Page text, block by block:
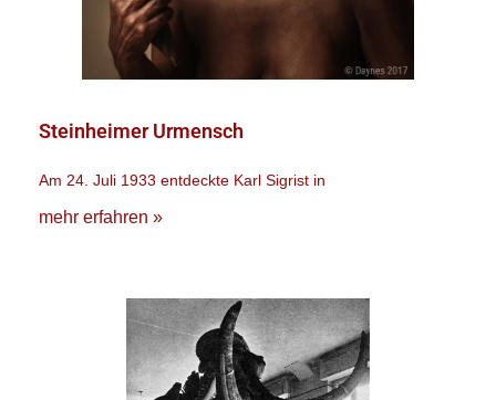
Steinheimer Urmensch
Am 24. Juli 1933 entdeckte Karl Sigrist in
mehr erfahren »